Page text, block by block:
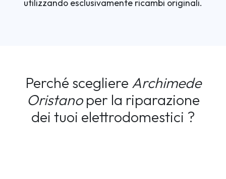
utilizzando esclusivamente ricambi originali.
Perché scegliere Archimede
Oristanoper la riparazione
dei tuoi elettrodomestici ?